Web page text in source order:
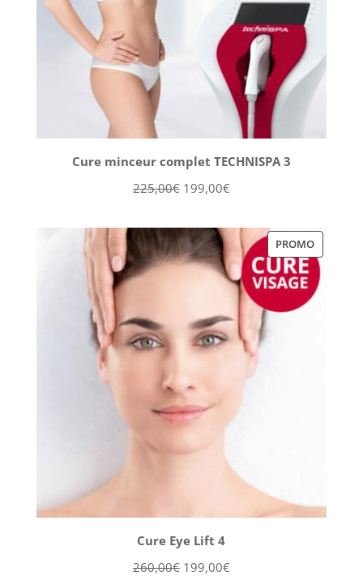
Cure minceur complet TECHNISPA 3
225,00€ Le
initial
était :
225,00€.
199,00€Le
actuel
est :
199,00€.
PROMOPRODUIT
EN
Cure Eye Lift 4
260,00€ Le
199,00€Le